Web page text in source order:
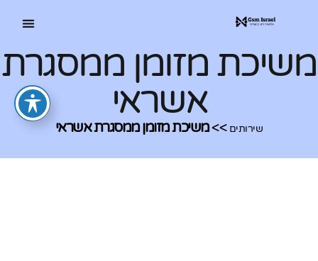
משיכת מזומן ממסגרת
אשראי
שירותים >>משיכת מזומן ממסגרת אשראי